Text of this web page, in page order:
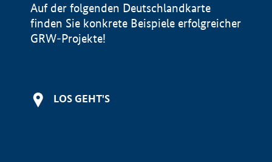
Auf der folgenden Deutschlandkarte
finden Sie konkrete Beispiele erfolgreicher
GRW-Projekte!
LOS GEHT'S